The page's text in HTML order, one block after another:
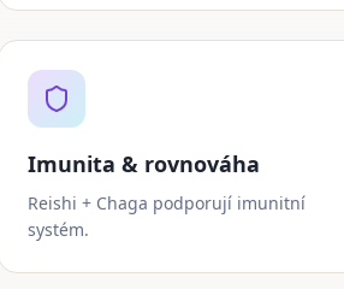
Imunita & rovnováha
Reishi + Chaga podporují imunitní
systém.